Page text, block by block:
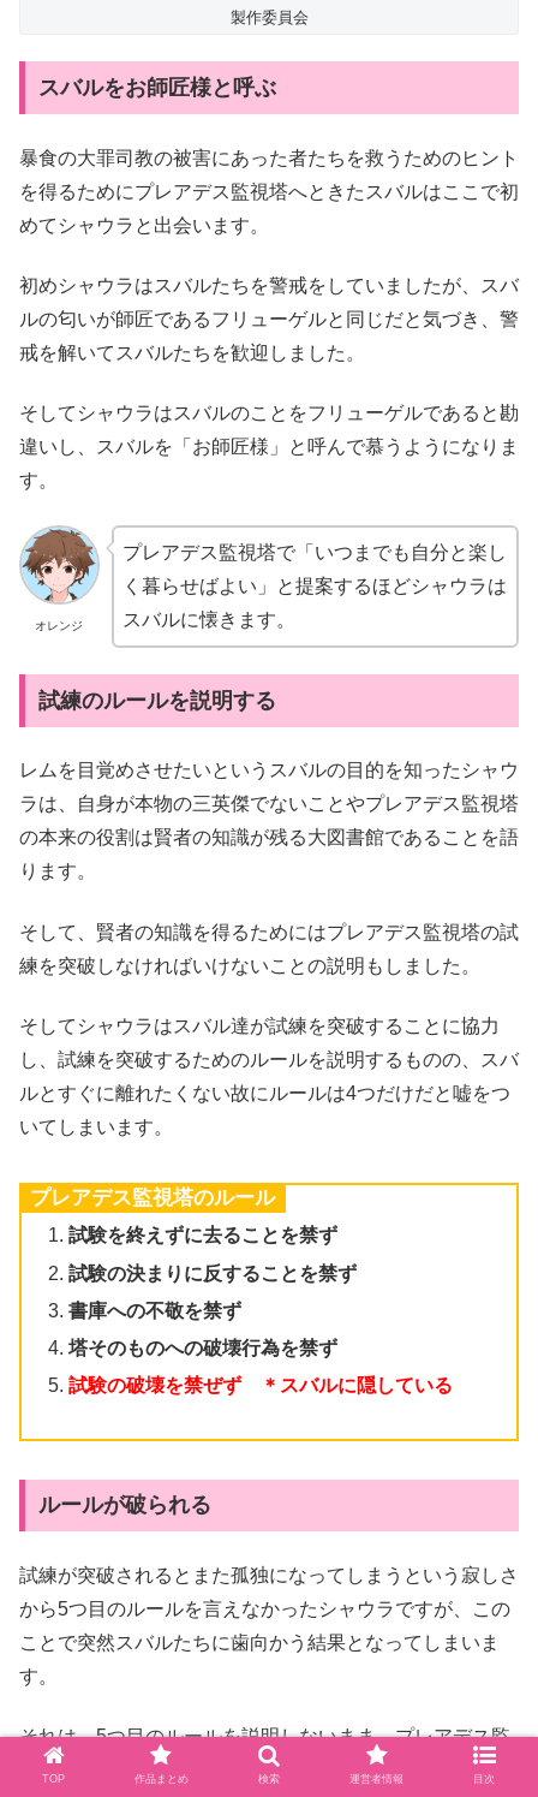
製作委員会
スバルをお師匠様と呼ぶ
暴食の大罪司教の被害にあった者たちを救うためのヒント
を得るためにプレアデス監視塔へときたスバルはここで初
めてシャウラと出会います。
初めシャウラはスバルたちを警戒をしていましたが、スバ
ルの匂いが師匠であるフリューゲルと同じだと気づき、警
戒を解いてスバルたちを歓迎しました。
そしてシャウラはスバルのことをフリューゲルであると勘
違いし、スバルを「お師匠様」と呼んで慕うようになりま
す。
オレンジ
プレアデス監視塔で「いつまでも自分と楽し
く暮らせばよい」と提案するほどシャウラは
スバルに懐きます。
試練のルールを説明する
レムを目覚めさせたいというスバルの目的を知ったシャウ
ラは、自身が本物の三英傑でないことやプレアデス監視塔
の本来の役割は賢者の知識が残る大図書館であることを語
ります。
そして、賢者の知識を得るためにはプレアデス監視塔の試
練を突破しなければいけないことの説明もしました。
そしてシャウラはスバル達が試練を突破することに協力
し、試練を突破するためのルールを説明するものの、スバ
ルとすぐに離れたくない故にルールは4つだけだと嘘をつ
いてしまいます。
プレアデス監視塔のルール
試験を終えずに去ることを禁ず
試験の決まりに反することを禁ず
書庫への不敬を禁ず
塔そのものへの破壊行為を禁ず
試験の破壊を禁ぜず ＊スバルに隠している
ルールが破られる
試練が突破されるとまた孤独になってしまうという寂しさ
から5つ目のルールを言えなかったシャウラですが、この
ことで突然スバルたちに歯向かう結果となってしまいま
す。
それは、5つ目のルールを説明しないまま、プレアデス監
視塔に暴食の大罪司教が侵入してきたことでルールが破ら
TOP 作品まとめ 検索 運営者情報 目次